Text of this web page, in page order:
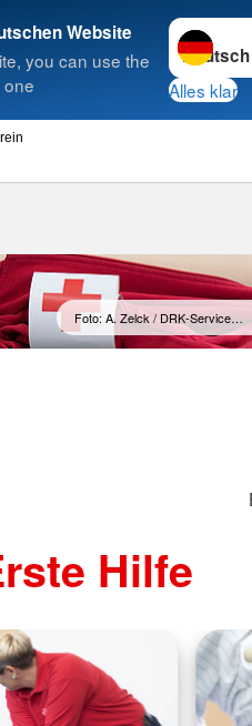
Website
you can use the
one
Sprache
Alles klar
Suche
Foto: A. Zelck / DRK-Service…
Hilfe